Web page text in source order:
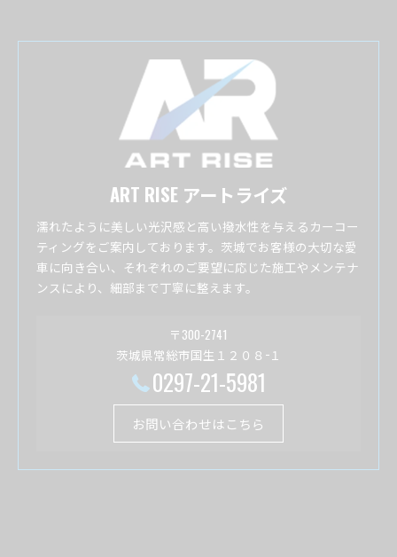
ART RISE アートライズ
濡れたように美しい光沢感と高い撥水性を与えるカーコー
ティングをご案内しております。茨城でお客様の大切な愛
車に向き合い、それぞれのご要望に応じた施工やメンテナ
ンスにより、細部まで丁寧に整えます。
〒300-2741
茨城県常総市国生１２０８−１
0297-21-5981
お問い合わせはこちら